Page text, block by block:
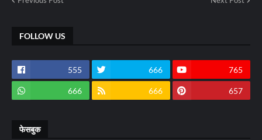
FOLLOW US
555 666 765
666 666 657
फेसबुक